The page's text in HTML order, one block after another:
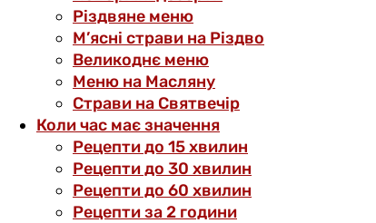
Різдвяне меню
М’ясні страви на Різдво
Великоднє меню
Меню на Масляну
Страви на Святвечір
Коли час має значення
Рецепти до 15 хвилин
Рецепти до 30 хвилин
Рецепти до 60 хвилин
Рецепти за 2 години